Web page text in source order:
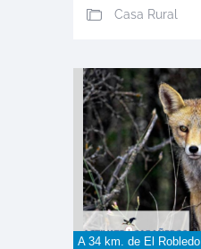
Casa Rural
A 34 km. de El Robledo